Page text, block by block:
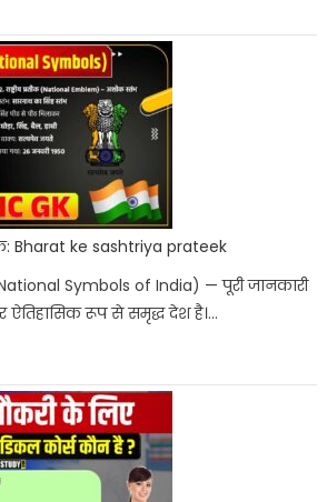
Merit
List
Bharat ke sashtriya prateek
Symbols of India) — पूरी जानकारी
रूप से समृद्ध देश है।…